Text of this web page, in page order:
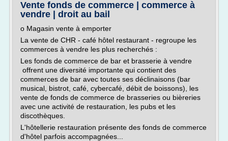
Vente fonds de commerce | commerce à
vendre | droit au bail
o Magasin vente à emporter
La vente de CHR - café hôtel restaurant - regroupe les
commerces à vendre les plus recherchés :
Les fonds de commerce de bar et brasserie à vendre
offrent une diversité importante qui contient des
commerces de bar avec toutes ses déclinaisons (bar
musical, bistrot, café, cybercafé, débit de boissons), les
vente de fonds de commerce de brasseries ou bièreries
avec une activité de restauration, les pubs et les
discothèques.
L'hôtellerie restauration présente des fonds de commerce
d'hôtel parfois accompagnées...